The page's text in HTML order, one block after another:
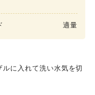
適量
に入れて洗い水気を切